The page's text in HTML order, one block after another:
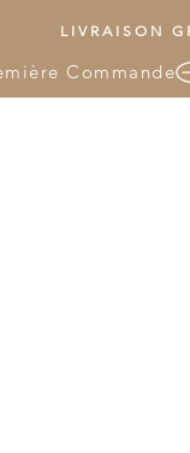
LIVRAISON
Commande